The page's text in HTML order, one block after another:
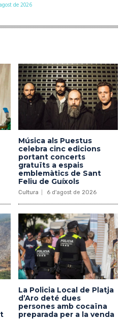
de 2026
Música als Puestus
celebra cinc edicions
portant concerts
gratuïts a espais
emblemàtics de Sant
Feliu de Guíxols
Cultura 6 d'agost de 2026
La Policia Local de Platja
d’Aro deté dues
persones amb cocaïna
preparada per a la venda